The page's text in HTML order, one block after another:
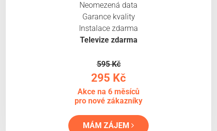
Neomezená data
Garance kvality
Instalace zdarma
Televize zdarma
595 Kč
295 Kč
Akce na 6 měsíců
pro nové zákazníky
MÁM ZÁJEM